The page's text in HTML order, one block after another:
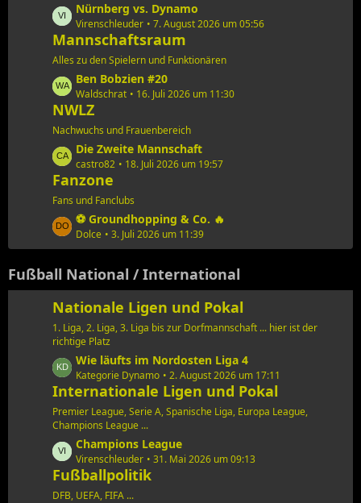
e
B
i
t
r
ä
g
e
L
e
t
z
e
B
i
t
r
ä
g
e
Nürnberg vs. Dynamo
Virenschleuder 7. August 2026 um 05:56
Mannschaftsraum
Alles zu den Spielern und Funktionären
L
e
t
z
e
B
i
t
r
g
e
Ben Bobzien #20
Waldschrat 16. Juli 2026 um 11:30
NWLZ
Nachwuchs und Frauenbereich
L
e
t
z
e
B
i
t
r
ä
g
e
Die Zweite Mannschaft
castro82 18. Juli 2026 um 19:57
Fanzone
Fans und Fanclubs
L
e
t
z
t
e
B
e
i
t
r
ä
g
e
⚽️ Groundhopping & Co. 🔥
Dolce 3. Juli 2026 um 11:39
Fußball National / International
Nationale Ligen und Pokal
1. Liga, 2. Liga, 3. Liga bis zur Dorfmannschaft ... hier ist der
richtige Platz
L
e
t
z
t
e
B
e
i
Wie läufts im Nordosten Liga 4
Kategorie Dynamo 2. August 2026 um 17:11
Internationale Ligen und Pokal
Premier League, Serie A, Spanische Liga, Europa League,
Champions League ...
L
e
t
z
Champions League
Virenschleuder 31. Mai 2026 um 09:13
Fußballpolitik
DFB, UEFA, FIFA ...